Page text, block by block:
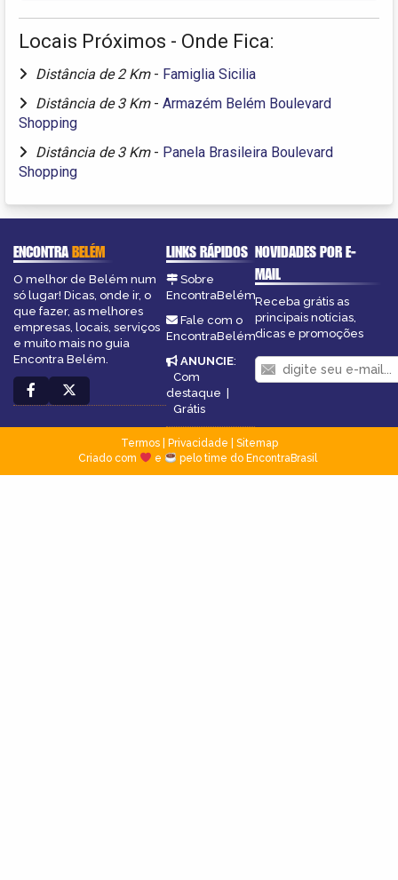
Locais Próximos - Onde Fica:
Distância de 2 Km - Famiglia Sicilia
Distância de 3 Km - Armazém Belém Boulevard
Shopping
Distância de 3 Km - Panela Brasileira Boulevard
Shopping
ENCONTRABELÉM
O melhor de Belém num
só lugar! Dicas, onde ir, o
que fazer, as melhores
empresas, locais, serviços
e muito mais no guia
Encontra Belém.
LINKS RÁPIDOS
Sobre
EncontraBelém
Fale com o
EncontraBelém
ANUNCIE:
Com
destaque
Grátis
NOVIDADES POR E-
MAIL
Receba grátis as
principais notícias,
dicas e promoções
Termos| Privacidade
Sitemap
Criado com
e pelo time do EncontraBrasil